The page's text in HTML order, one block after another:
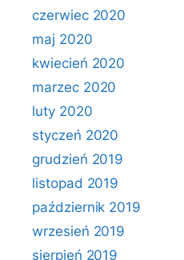
czerwiec 2020
maj 2020
kwiecień 2020
marzec 2020
luty 2020
styczeń 2020
grudzień 2019
listopad 2019
październik 2019
wrzesień 2019
sierpień 2019